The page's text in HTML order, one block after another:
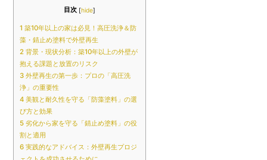
目次 [hide]
1 築10年以上の家は必見！高圧洗浄＆防
藻・錆止め塗料で外壁再生
2 背景・現状分析：築10年以上の外壁が
抱える課題と放置のリスク
3 外壁再生の第一歩：プロの「高圧洗
浄」の重要性
4 美観と耐久性を守る「防藻塗料」の選
び方と効果
5 劣化から家を守る「錆止め塗料」の役
割と適用
6 実践的なアドバイス：外壁再生プロジ